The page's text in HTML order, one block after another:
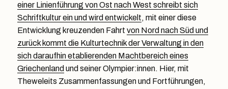
einer Linienführung von Ost nach West schreibt sich
Schriftkultur ein und wird entwickelt, mit einer diese
Entwicklung kreuzenden Fahrt von Nord nach Süd und
zurück kommt die Kulturtechnik der Verwaltung in den
sich daraufhin etablierenden Machtbereich eines
Griechenland und seiner Olympier:innen. Hier, mit
Theweleits Zusammenfassungen und Fortführungen,